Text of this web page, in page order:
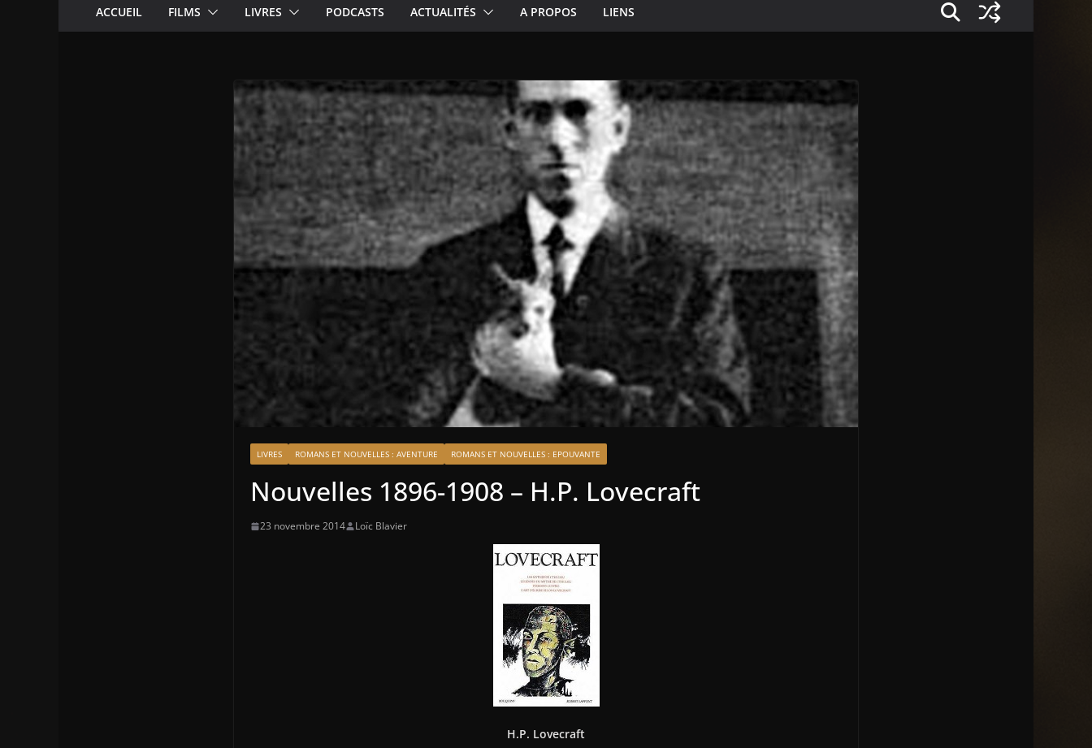
ACCUEIL FILMS LIVRES PODCASTS ACTUALITÉS A PROPOS LIENS
LIVRES ROMANS ET NOUVELLES : AVENTURE ROMANS ET NOUVELLES : EPOUVANTE
Nouvelles 1896-1908 – H.P. Lovecraft
23 novembre 2014 Loïc Blavier
H.P. Lovecraft